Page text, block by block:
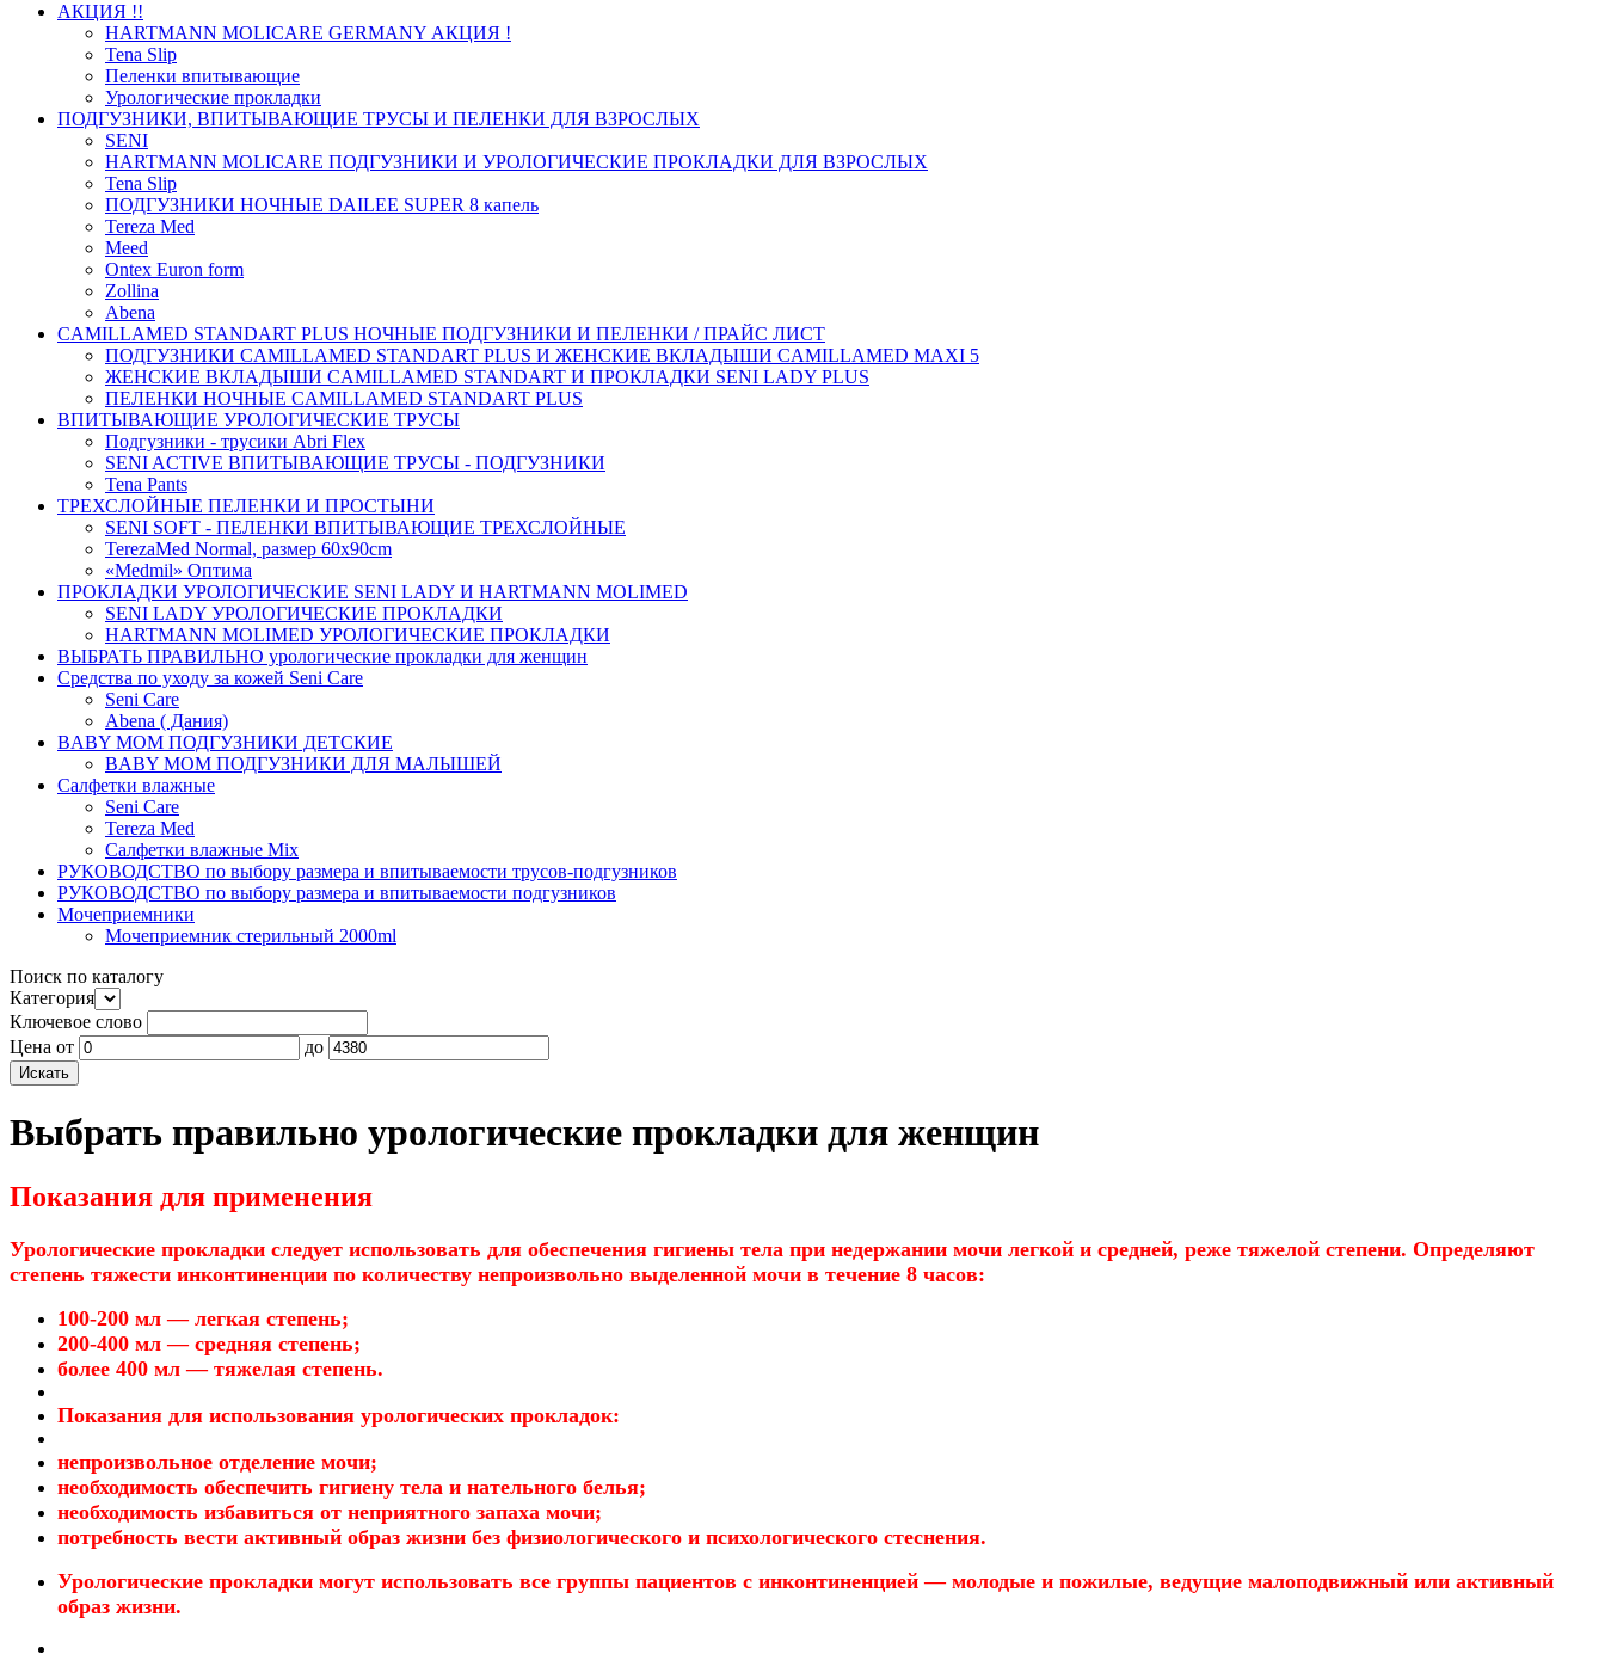
АКЦИЯ !!
HARTMANN MOLICARE GERMANY АКЦИЯ !
Tena Slip
Пеленки впитывающие
Урологические прокладки
ПОДГУЗНИКИ, ВПИТЫВАЮЩИЕ ТРУСЫ И ПЕЛЕНКИ ДЛЯ ВЗРОСЛЫХ
SENI
HARTMANN MOLICARE ПОДГУЗНИКИ И УРОЛОГИЧЕСКИЕ ПРОКЛАДКИ ДЛЯ ВЗРОСЛЫХ
Tena Slip
ПОДГУЗНИКИ НОЧНЫЕ DAILEE SUPER 8 капель
Tereza Med
Meed
Ontex Euron form
Zollina
Abena
CAMILLAMED STANDART PLUS НОЧНЫЕ ПОДГУЗНИКИ И ПЕЛЕНКИ / ПРАЙС ЛИСТ
ПОДГУЗНИКИ CAMILLAMED STANDART PLUS И ЖЕНСКИЕ ВКЛАДЫШИ CAMILLAMED MAXI 5
ЖЕНСКИЕ ВКЛАДЫШИ CAMILLAMED STANDART И ПРОКЛАДКИ SENI LADY PLUS
ПЕЛЕНКИ НОЧНЫЕ CAMILLAMED STANDART PLUS
ВПИТЫВАЮЩИЕ УРОЛОГИЧЕСКИЕ ТРУСЫ
Подгузники - трусики Abri Flex
SENI ACTIVE ВПИТЫВАЮЩИЕ ТРУСЫ - ПОДГУЗНИКИ
Tena Pants
ТРЕХСЛОЙНЫЕ ПЕЛЕНКИ И ПРОСТЫНИ
SENI SOFT - ПЕЛЕНКИ ВПИТЫВАЮЩИЕ ТРЕХСЛОЙНЫЕ
TerezaMed Normal, размер 60x90cm
«Medmil» Оптима
ПРОКЛАДКИ УРОЛОГИЧЕСКИЕ SENI LADY И HARTMANN MOLIMED
SENI LADY УРОЛОГИЧЕСКИЕ ПРОКЛАДКИ
HARTMANN MOLIMED УРОЛОГИЧЕСКИЕ ПРОКЛАДКИ
ВЫБРАТЬ ПРАВИЛЬНО урологические прокладки для женщин
Средства по уходу за кожей Seni Care
Seni Care
Abena ( Дания)
BABY MOM ПОДГУЗНИКИ ДЕТСКИЕ
BABY MOM ПОДГУЗНИКИ ДЛЯ МАЛЫШЕЙ
Салфетки влажные
Seni Care
Tereza Med
Салфетки влажные Mix
РУКОВОДСТВО по выбору размера и впитываемости трусов-подгузников
РУКОВОДСТВО по выбору размера и впитываемости подгузников
Мочеприемники
Мочеприемник стерильный 2000ml
Поиск по каталогу
Категория
Ключевое слово
Цена от до
Выбрать правильно урологические прокладки для женщин
Показания для применения
Урологические прокладки следует использовать для обеспечения гигиены тела при недержании мочи легкой и средней, реже тяжелой степени. Определяют
степень тяжести инконтиненции по количеству непроизвольно выделенной мочи в течение 8 часов:
100-200 мл — легкая степень;
200-400 мл — средняя степень;
более 400 мл — тяжелая степень.
Показания для использования урологических прокладок:
непроизвольное отделение мочи;
необходимость обеспечить гигиену тела и нательного белья;
необходимость избавиться от неприятного запаха мочи;
потребность вести активный образ жизни без физиологического и психологического стеснения.
Урологические прокладки могут использовать все группы пациентов с инконтиненцией — молодые и пожилые, ведущие малоподвижный или активный
образ жизни.